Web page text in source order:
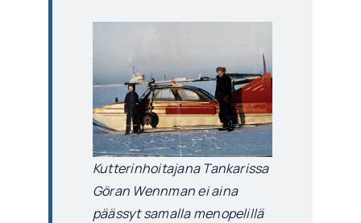
Kutterinhoitajana Tankarissa
Göran Wennman ei aina
päässyt samalla menopelillä